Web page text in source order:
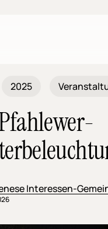
2025
Interessen-